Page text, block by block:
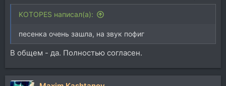
KOTOPES написал(а):
песенка очень зашла, на звук пофиг
В общем - да. Полностью согласен.